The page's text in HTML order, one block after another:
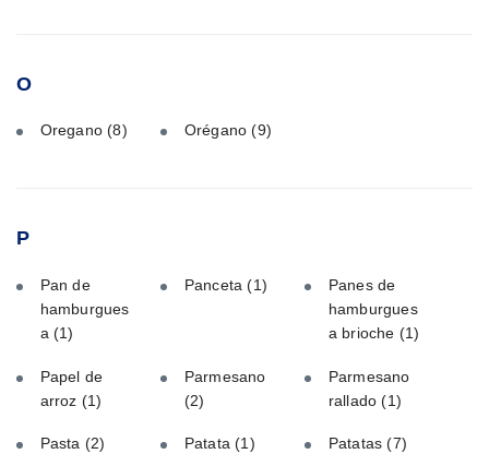
O
Oregano(8) Orégano(9)
P
Pan de
hamburgues
a (1)
Panceta(1)
Panes de
hamburgues
a brioche (1)
Papel de
arroz (1)
Parmesano
(2)
Parmesano
rallado(1)
Pasta (2) Patata(1) Patatas(7)